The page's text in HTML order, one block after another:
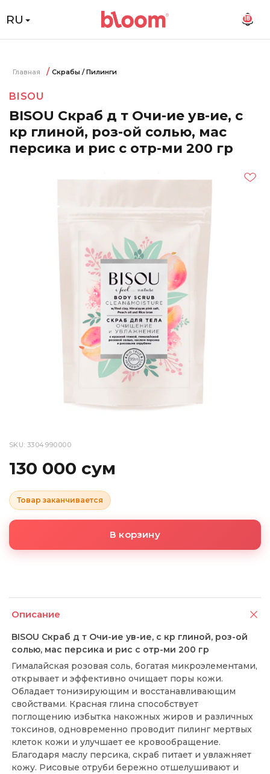
RU 18
Главная Скрабы / Пилинги
BISOU
BISOU Скраб д т Очи-ие ув-ие, с
кр глиной, роз-ой солью, мас
персика и рис с отр-ми 200 гр
SKU: 3304990000
130 000 сум
Товар заканчивается
В корзину
Описание
BISOU Скраб д т Очи-ие ув-ие, с кр глиной, роз-ой
солью, мас персика и рис с отр-ми 200 гр
Гималайская розовая соль, богатая микроэлементами,
открывает и эффективно очищает поры кожи.
Обладает тонизирующим и восстанавливающим
свойствами. Красная глина способствует
поглощению избытка накожных жиров и различных
токсинов, одновременно проводит пилинг мертвых
клеток кожи и улучшает ее кровообращение.
Благодаря маслу персика, скраб питает и увлажняет
кожу. Рисовые отруби бережно отшелушивают и